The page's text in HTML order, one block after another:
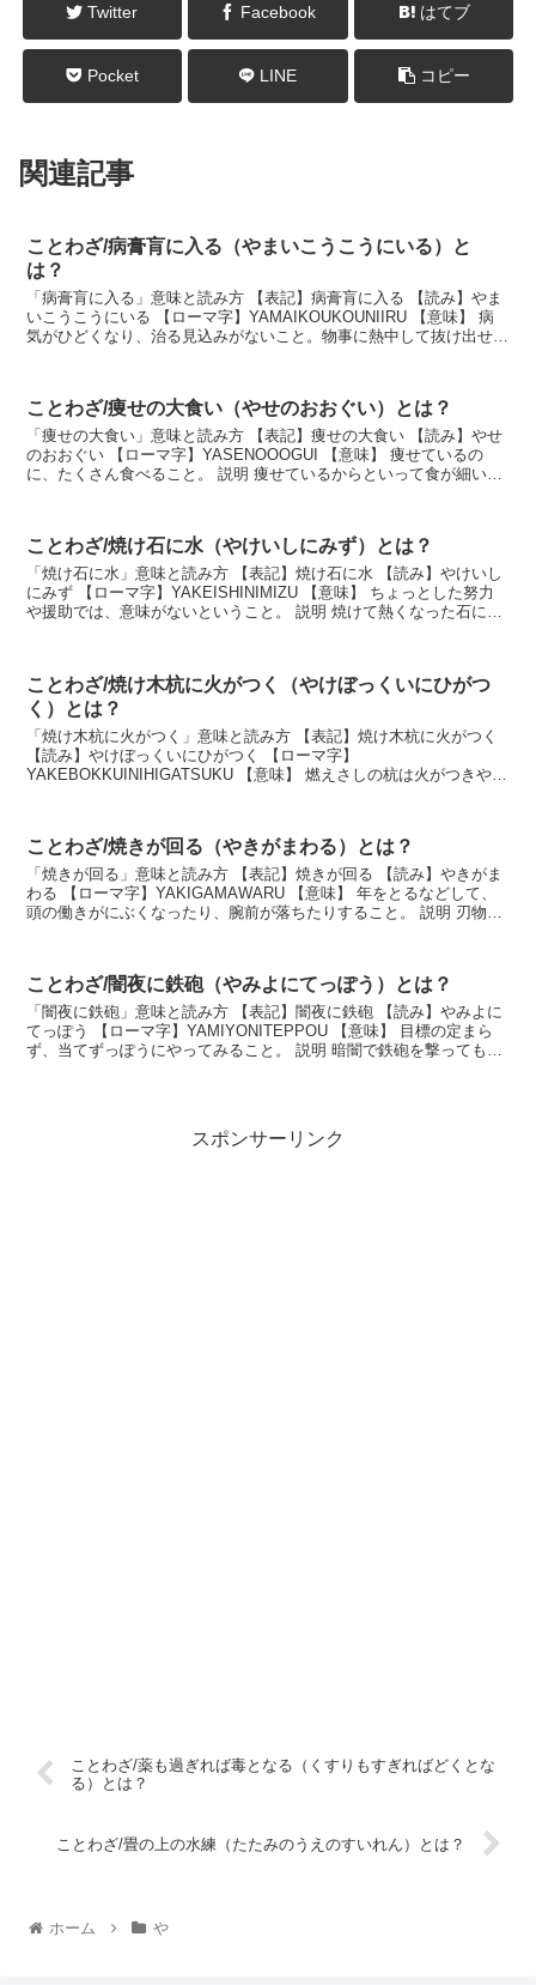
Twitter Facebook はてブ
Pocket LINE コピー
関連記事
ことわざ/病膏肓に入る（やまいこうこうにいる）と
は？
「病膏肓に入る」意味と読み方 【表記】病膏肓に入る 【読み】やま
いこうこうにいる 【ローマ字】YAMAIKOUKOUNIIRU 【意味】 病
気がひどくなり、治る見込みがないこと。物事に熱中して抜け出せな
ことわざ/痩せの大食い（やせのおおぐい）とは？
「痩せの大食い」意味と読み方 【表記】痩せの大食い 【読み】やせ
のおおぐい 【ローマ字】YASENOOOGUI 【意味】 痩せているの
に、たくさん食べること。 説明 痩せているからといって食が細いと
ことわざ/焼け石に水（やけいしにみず）とは？
「焼け石に水」意味と読み方 【表記】焼け石に水 【読み】やけいし
にみず 【ローマ字】YAKEISHINIMIZU 【意味】 ちょっとした努力
や援助では、意味がないということ。 説明 焼けて熱くなった石に
ことわざ/焼け木杭に火がつく（やけぼっくいにひがつ
く）とは？
「焼け木杭に火がつく」意味と読み方 【表記】焼け木杭に火がつく
【読み】やけぼっくいにひがつく 【ローマ字】
YAKEBOKKUINIHIGATSUKU 【意味】 燃えさしの杭は火がつきやす
ことわざ/焼きが回る（やきがまわる）とは？
「焼きが回る」意味と読み方 【表記】焼きが回る 【読み】やきがま
わる 【ローマ字】YAKIGAMAWARU 【意味】 年をとるなどして、
頭の働きがにぶくなったり、腕前が落ちたりすること。 説明 刃物に
ことわざ/闇夜に鉄砲（やみよにてっぽう）とは？
「闇夜に鉄砲」意味と読み方 【表記】闇夜に鉄砲 【読み】やみよに
てっぽう 【ローマ字】YAMIYONITEPPOU 【意味】 目標の定まら
ず、当てずっぽうにやってみること。 説明 暗闇で鉄砲を撃っても目
スポンサーリンク
ことわざ/薬も過ぎれば毒となる（くすりもすぎればどくとな
る）とは？
ことわざ/畳の上の水練（たたみのうえのすいれん）とは？
ホーム や